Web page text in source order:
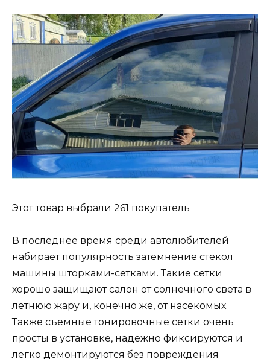
Этот товар выбрали 261 покупатель
В последнее время среди автолюбителей
набирает популярность затемнение стекол
машины шторками-сетками. Такие сетки
хорошо защищают салон от солнечного света в
летнюю жару и, конечно же, от насекомых.
Также съемные тонировочные сетки очень
просты в установке, надежно фиксируются и
легко демонтируются без повреждения